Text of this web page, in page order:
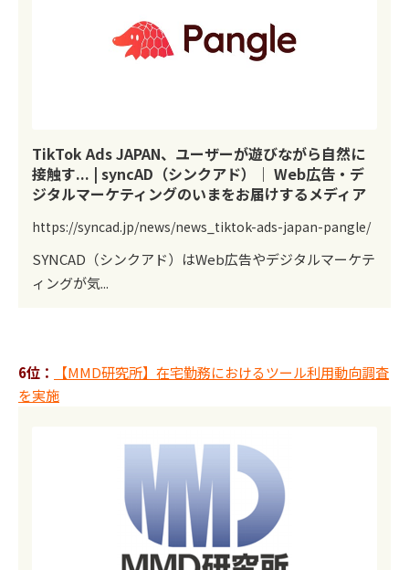
TikTok Ads JAPAN、ユーザーが遊びながら自然に
接触す... | syncAD（シンクアド）｜ Web広告・デ
ジタルマーケティングのいまをお届けするメディア
https://syncad.jp/news/news_tiktok-ads-japan-pangle/
SYNCAD（シンクアド）はWeb広告やデジタルマーケテ
ィングが気...
6位：
【MMD研究所】在宅勤務におけるツール利用動向調査
を実施